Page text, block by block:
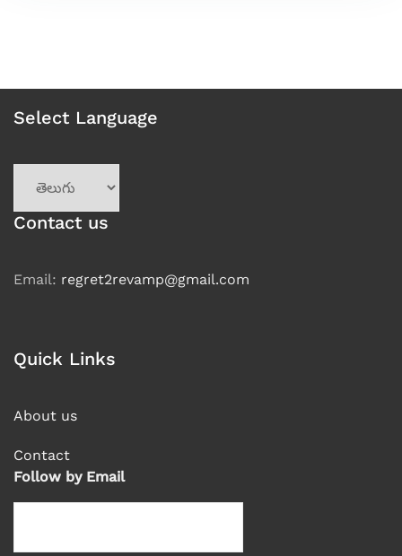
Select Language
language
Contact us
Email: regret2revamp@gmail.com
Quick Links
About us
Contact
Follow by Email